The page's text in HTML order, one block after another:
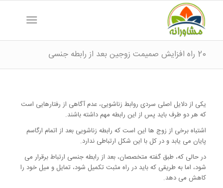
20 راه افزایش صمیمت زوجین بعد از رابطه جنسی
یکی از دلایل اصلی سردی روابط زناشویی، عدم آگاهی از رفتارهایی است
که هر دو طرف باید پس از این رابطه مهم داشته باشند.
اشتباه برخی از زوج ها این است که رابطه زناشویی بعد از اتمام ارگاسم
پایان می یابد و در کل با این شکل ارتباطی ندارد.
در حالی که، طبق گفته متخصصان، بعد از رابطه جنسی ارتباط برقرار می
شود، اما به طریقی که باید در راه مثبت تکمیل شود، تمایل و میل خود را
کاهش می دهد.